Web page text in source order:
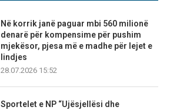
Në korrik janë paguar mbi 560 milionë
denarë për kompensime për pushim
mjekësor, pjesa më e madhe për lejet e
lindjes
28.07.2026 15:52
Sportelet e NP “Ujësjellësi dhe